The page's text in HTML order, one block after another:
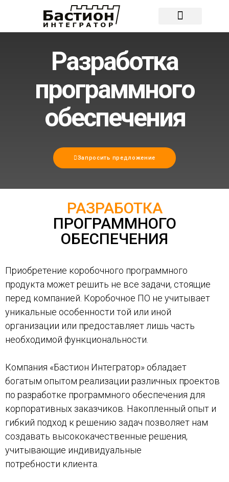
Разработка
программного
обеспечения​
Запросить предложение
РАЗРАБОТКА
ПРОГРАММНОГО
ОБЕСПЕЧЕНИЯ
Приобретение коробочного программного
продукта может решить не все задачи, стоящие
перед компанией. Коробочное ПО не учитывает
уникальные особенности той или иной
организации или предоставляет лишь часть
необходимой функциональности.
Компания «Бастион Интегратор» обладает
богатым опытом реализации различных проектов
по разработке программного обеспечения для
корпоративных заказчиков. Накопленный опыт и
гибкий подход к решению задач позволяет нам
создавать высококачественные решения,
учитывающие индивидуальные
потребности клиента.